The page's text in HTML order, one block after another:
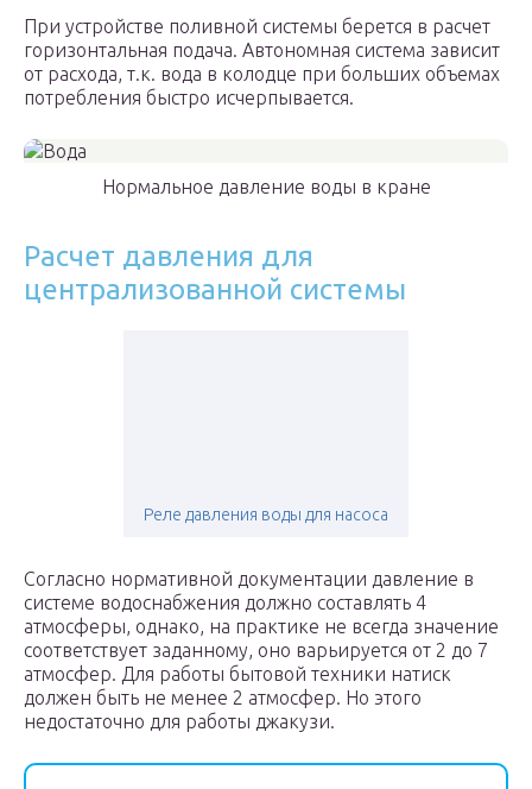
При устройстве поливной системы берется в расчет
горизонтальная подача. Автономная система зависит
от расхода, т.к. вода в колодце при больших объемах
потребления быстро исчерпывается.
Нормальное давление воды в кране
Расчет давления для
централизованной системы
Реле давления воды для насоса
Согласно нормативной документации давление в
системе водоснабжения должно составлять 4
атмосферы, однако, на практике не всегда значение
соответствует заданному, оно варьируется от 2 до 7
атмосфер. Для работы бытовой техники натиск
должен быть не менее 2 атмосфер. Но этого
недостаточно для работы джакузи.